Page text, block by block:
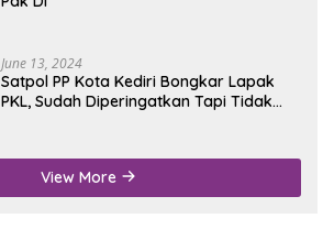
June 13, 2024
Satpol PP Kota Kediri Bongkar Lapak
PKL, Sudah Diperingatkan Tapi Tidak
View More